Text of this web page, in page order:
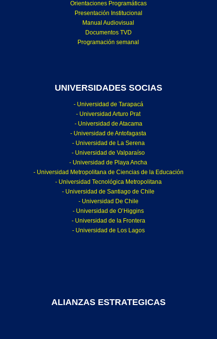
Orientaciones Programáticas
Presentación Institucional
Manual Audiovisual
Documentos TVD
Programación semanal
UNIVERSIDADES SOCIAS
- Universidad de Tarapacá
- Universidad Arturo Prat
- Universidad de Atacama
- Universidad de Antofagasta
- Universidad de La Serena
- Universidad de Valparaíso
- Universidad de Playa Ancha
- Universidad Metropolitana de Ciencias de la Educación
- Universidad Tecnológica Metropolitana
- Universidad de Santiago de Chile
- Universidad De Chile
- Universidad de O’Higgins
- Universidad de la Frontera
- Universidad de Los Lagos
ALIANZAS ESTRATEGICAS